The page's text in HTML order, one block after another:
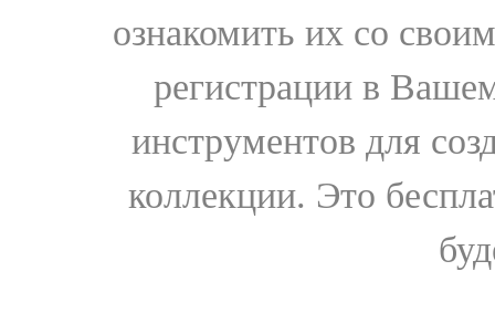
ознакомить их со
регистрации в
инструментов для
коллекции. Это